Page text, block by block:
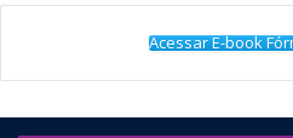
Acessar E-book